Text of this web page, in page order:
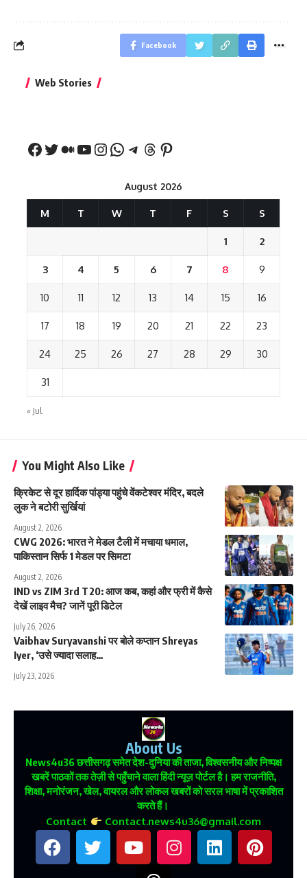
Facebook
Web Stories
नीतीश कुमार का पहला
August 2026
M T W T F S S
1 2
3 4 5 6 7 8 9
10 11 12 13 14 15 16
17 18 19 20 21 22 23
24 25 26 27 28 29 30
31
« Jul
You Might Also Like
क्रिकेट से दूर हार्दिक पांड्या पहुंचे वेंकटेश्वर मंदिर, बदले
लुक ने बटोरी सुर्खियां
August 2, 2026
CWG 2026: भारत ने मेडल टैली में मचाया धमाल,
पाकिस्तान सिर्फ 1 मेडल पर सिमटा
August 2, 2026
IND vs ZIM 3rd T20: आज कब, कहां और फ्री में कैसे
देखें लाइव मैच? जानें पूरी डिटेल
July 26, 2026
Vaibhav Suryavanshi पर बोले कप्तान Shreyas
Iyer, ‘उसे ज्यादा सलाह…
July 23, 2026
About Us
News4u36छत्तीसगढ़ समेत देश-दुनिया की ताजा, विश्वसनीय और निष्पक्ष
खबरें पाठकों तक तेज़ी से पहुँचाने वाला हिंदी न्यूज़ पोर्टल है। हम राजनीति,
शिक्षा, मनोरंजन, खेल, वायरल और लोकल खबरों को सरल भाषा में प्रकाशित
करते हैं।
Contact Contact.news4u36@gmail.com